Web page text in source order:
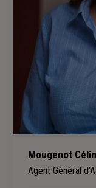
Mougenot
Agent Général